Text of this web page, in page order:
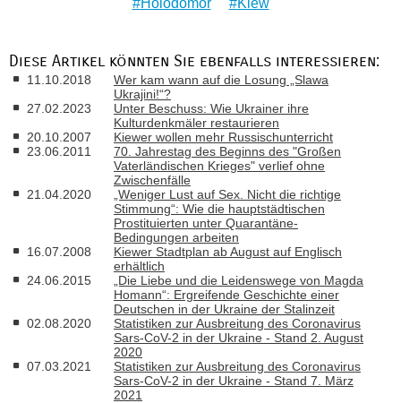
Diese Artikel könnten Sie ebenfalls interessieren:
11.10.2018
Wer kam wann auf die Losung „Slawa
Ukrajini!“?
27.02.2023
Unter Beschuss: Wie Ukrainer ihre
Kulturdenkmäler restaurieren
20.10.2007
Kiewer wollen mehr Russischunterricht
23.06.2011
70. Jahrestag des Beginns des "Großen
Vaterländischen Krieges" verlief ohne
Zwischenfälle
21.04.2020
„Weniger Lust auf Sex. Nicht die richtige
Stimmung“: Wie die hauptstädtischen
Prostituierten unter Quarantäne-
Bedingungen arbeiten
16.07.2008
Kiewer Stadtplan ab August auf Englisch
erhältlich
24.06.2015
„Die Liebe und die Leidenswege von Magda
Homann“: Ergreifende Geschichte einer
Deutschen in der Ukraine der Stalinzeit
02.08.2020
Statistiken zur Ausbreitung des Coronavirus
Sars-CoV-2 in der Ukraine - Stand 2. August
2020
07.03.2021
Statistiken zur Ausbreitung des Coronavirus
Sars-CoV-2 in der Ukraine - Stand 7. März
2021